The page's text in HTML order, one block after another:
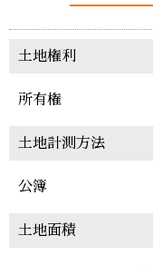
土地権利
所有権
土地計測方法
公簿
土地面積